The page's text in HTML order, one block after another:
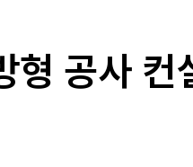
형 공사